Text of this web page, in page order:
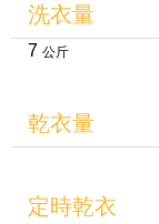
洗衣量
7 公斤
乾衣量
定時乾衣